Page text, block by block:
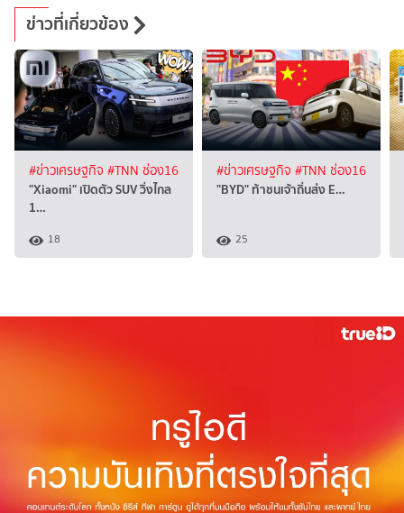
ข่าวที่เกี่ยวข้อง
#ข่าวเศรษฐกิจ #TNN ช่อง16
"Xiaomi" เปิดตัว SUV วิ่งไกล
1…
18
#ข่าวเศรษฐกิจ #TNN ช่อง16
"BYD" ท้าชนเจ้าถิ่นส่ง E…
25